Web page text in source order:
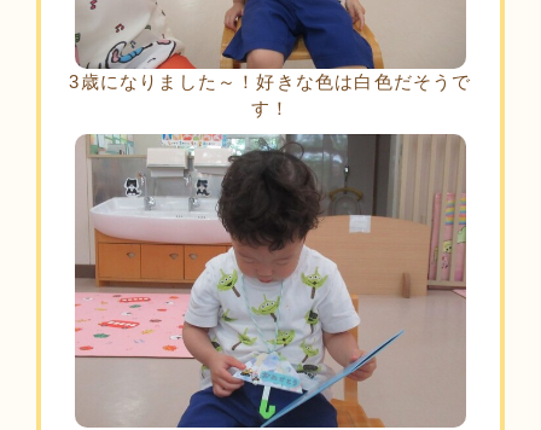
3歳になりました～！好きな色は白色だそうで
す！